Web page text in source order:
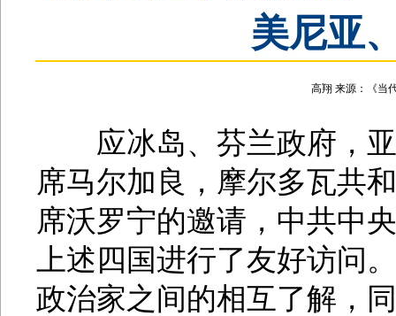
美尼亚
高翔 来源：《当
应冰岛、芬兰政府，亚
席马尔加良，摩尔多瓦共
席沃罗宁的邀请，中共中
上述四国进行了友好访问
政治家之间的相互了解，